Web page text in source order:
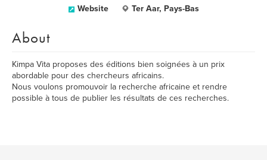
Website Ter Aar, Pays-Bas
About
Kimpa Vita proposes des éditions bien soignées à un prix
abordable pour des chercheurs africains.
Nous voulons promouvoir la recherche africaine et rendre
possible à tous de publier les résultats de ces recherches.